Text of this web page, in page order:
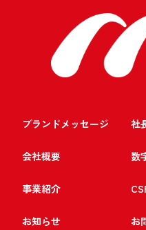
ブランドメッセージ 社
会社概要 数
事業紹介
お知らせ お